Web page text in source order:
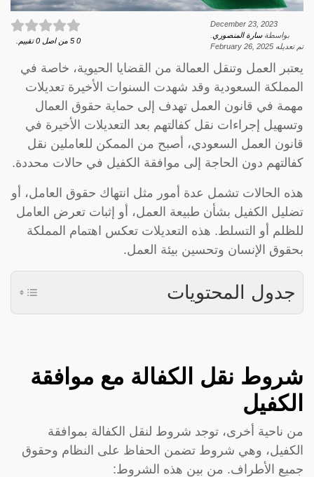
December 23, 2023
بواسطةسارة المنصوري
تم تعديله February 26, 2025
0
5 من اصل 0 تقييم.
يعتبر العمل وتنقل العمالة من القضايا الحيوية، خاصة في
المملكة السعودية وقد شهدت السنوات الأخيرة تعديلات
مهمة في قانون العمل تهدف إلى حماية حقوق العمال
وتسهيل إجراءات نقل كفالتهم بعد التعديلات الأخيرة في
قانون العمل السعودي، أصبح من الممكن للعاملين نقل
كفالتهم دون الحاجة إلى موافقة الكفيل في حالات محددة.
هذه الحالات تشمل عدة أمور مثل انتهاك حقوق العامل، أو
تضليل الكفيل بشأن طبيعة العمل، أو إثبات تعرض العامل
للظلم أو التسلط. هذه التعديلات تعكس اهتمام المملكة
بحقوق الإنسان وتحسين بيئة العمل.
جدول المحتويات
شروط نقل الكفالة مع موافقة
الكفيل
من ناحية أخرى، توجد شروط لنقل الكفالة بموافقة
الكفيل، وهي شروط تضمن الحفاظ على النظام وحقوق
جميع الأطراف. من بين هذه الشروط: